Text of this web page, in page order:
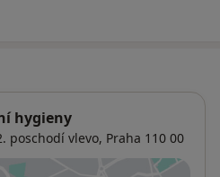
hygieny
poschodí vlevo, Praha 110 00